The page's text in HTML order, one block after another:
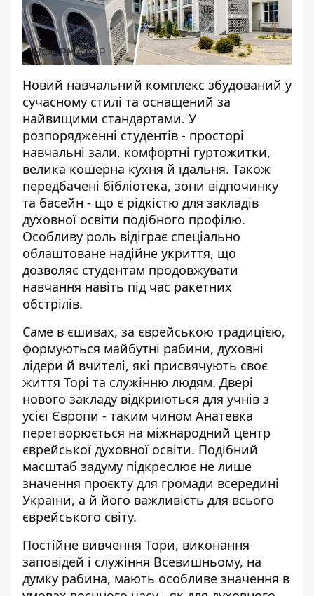
Новий навчальний комплекс збудований у
сучасному стилі та оснащений за
найвищими стандартами. У
розпорядженні студентів - просторі
навчальні зали, комфортні гуртожитки,
велика кошерна кухня й їдальня. Також
передбачені бібліотека, зони відпочинку
та басейн - що є рідкістю для закладів
духовної освіти подібного профілю.
Особливу роль відіграє спеціально
облаштоване надійне укриття, що
дозволяє студентам продовжувати
навчання навіть під час ракетних
обстрілів.
Саме в єшивах, за єврейською традицією,
формуються майбутні рабини, духовні
лідери й вчителі, які присвячують своє
життя Торі та служінню людям. Двері
нового закладу відкриються для учнів з
усієї Європи - таким чином Анатевка
перетворюється на міжнародний центр
єврейської духовної освіти. Подібний
масштаб задуму підкреслює не лише
значення проєкту для громади всередині
України, а й його важливість для всього
єврейського світу.
Постійне вивчення Тори, виконання
заповідей і служіння Всевишньому, на
думку рабина, мають особливе значення в